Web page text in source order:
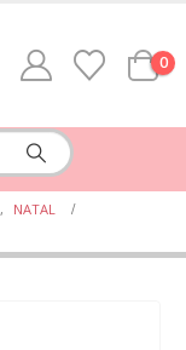
0
,
NATAL